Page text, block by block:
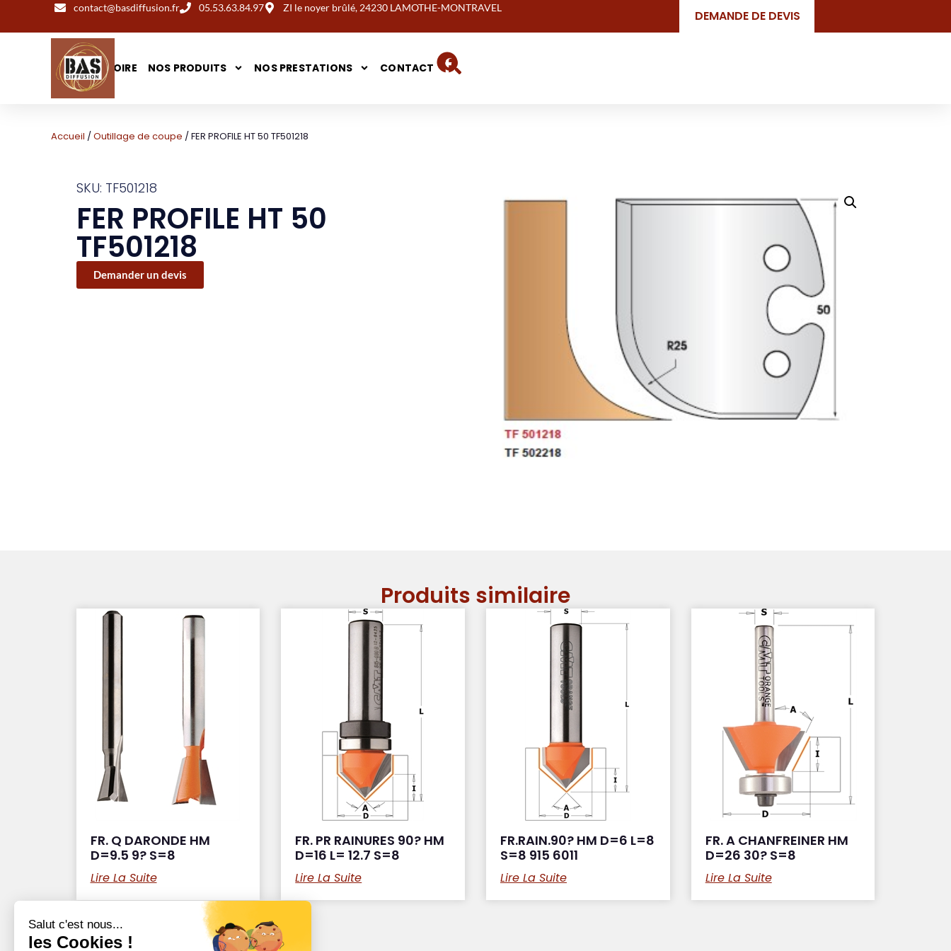
contact@basdiffusion.fr 05.53.63.84.97 ZI le noyer brûlé, 24230 LAMOTHE-MONTRAVEL
DEMANDE DE DEVIS
NOTRE HISTOIRE NOS PRODUITS NOS PRESTATIONS CONTACT
Accueil / Outillage de coupe / FER PROFILE HT 50 TF501218
SKU: TF501218
FER PROFILE HT 50
TF501218
Demander un devis
Produits similaire
FR. Q DARONDE HM
D=9.5 9? S=8
Lire La Suite
FR. PR RAINURES 90? HM
D=16 L= 12.7 S=8
Lire La Suite
FR.RAIN.90? HM D=6 L=8
S=8 915 6011
Lire La Suite
FR. A CHANFREINER HM
D=26 30? S=8
Lire La Suite